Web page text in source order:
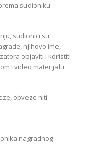
sudioniku.
sudionici su
njihovo ime,
objaviti i koristiti
i video materijalu.
obveze niti
nagradnog